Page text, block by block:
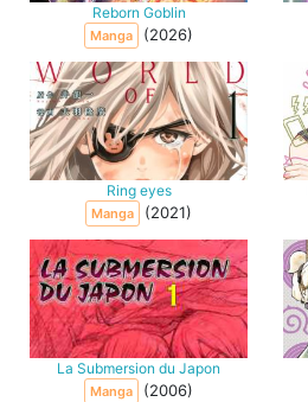
Reborn Goblin
Manga (2026)
Ring eyes
Manga (2021)
La Submersion du Japon
Manga (2006)